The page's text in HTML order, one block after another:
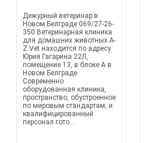
Дежурный ветеринар в
Новом Белграде 069/27-26-
350 Ветеринарная клиника
для домашних животных A-
Z Vet находится по адресу
Юрия Гагарина 22Л,
помещение 13, в блоке А в
Новом Белграде.
Современно
оборудованная клиника,
пространство, обустроенное
по мировым стандартам, и
квалифицированный
персонал гото...